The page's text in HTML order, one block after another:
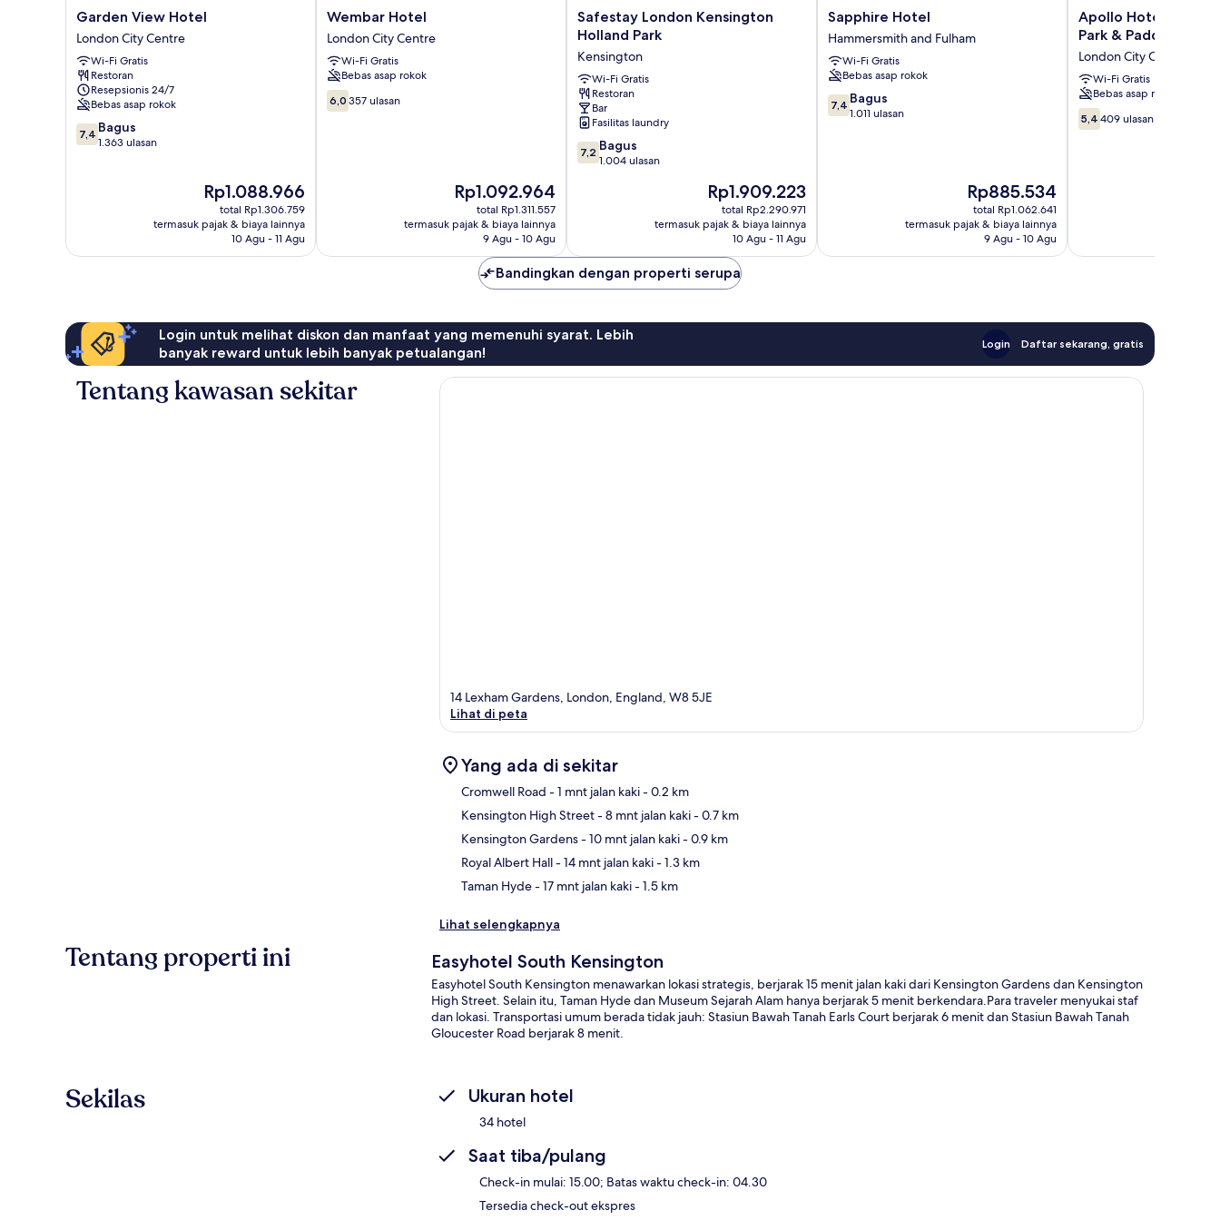
Garden
View
Hotel
London
City
Centre
Garden View Hotel
London City Centre
Wi-Fi Gratis
Restoran
Resepsionis 24/7
Bebas asap rokok
7.4
dari
7,4 Bagus
1.363 ulasan
Harga
sekarang
Rp1.088.966
Rp1.088.966
total Rp1.306.759
termasuk pajak & biaya lainnya
10 Agu - 11 Agu
Wembar
Hotel
London
City
Centre
Wembar Hotel
London City Centre
Wi-Fi Gratis
Bebas asap rokok
6.0
dari
6,0 357 ulasan
Harga
sekarang
Rp1.092.964
Rp1.092.964
total Rp1.311.557
termasuk pajak & biaya lainnya
9 Agu - 10 Agu
Safestay
London
Holland
Park
Kensington
Safestay London Kensington
Holland Park
Kensington
Wi-Fi Gratis
Restoran
Bar
Fasilitas laundry
7.2
dari
7,2 Bagus
1.004 ulasan
Harga
sekarang
Rp1.909.223
Rp1.909.223
total Rp2.290.971
termasuk pajak & biaya lainnya
10 Agu - 11 Agu
Sapphire
Hotel
Hammersmith
and
Fulham
Sapphire Hotel
Hammersmith and Fulham
Wi-Fi Gratis
Bebas asap rokok
7.4
dari
7,4 Bagus
1.011 ulasan
Harga
sekarang
Rp885.534
Rp885.534
total Rp1.062.641
termasuk pajak & biaya lainnya
9 Agu - 10 Agu
Apollo
Hotel
–
Near
Hyde
Park
&
Apollo Hotel
Park & Paddington
London City Centre
Wi-Fi Gratis
Bebas asap rokok
5.4
dari
5,4 409 ulasan
Bandingkan dengan properti serupa
Login untuk melihat diskon dan manfaat yang memenuhi syarat. Lebih
banyak reward untuk lebih banyak petualangan!
Login Daftar sekarang, gratis
Tentang kawasan sekitar
14 Lexham Gardens, London, England, W8 5JE
Lihat di peta
Yang ada di sekitar
Cromwell Road - 1 mnt jalan kaki- 0.2 km
Kensington High Street- 8 mnt jalan kaki- 0.7 km
Kensington Gardens- 10 mnt jalan kaki- 0.9 km
Royal Albert Hall- 14 mnt jalan kaki- 1.3 km
Taman Hyde- 17 mnt jalan kaki- 1.5 km
Lihat selengkapnya
Tentang properti ini Easyhotel South Kensington
Easyhotel South Kensington menawarkan lokasi strategis, berjarak 15 menit jalan kaki dari Kensington Gardens dan Kensington
High Street. Selain itu, Taman Hyde dan Museum Sejarah Alam hanya berjarak 5 menit berkendara.Para traveler menyukai staf
dan lokasi. Transportasi umum berada tidak jauh: Stasiun Bawah Tanah Earls Court berjarak 6 menit dan Stasiun Bawah Tanah
Gloucester Road berjarak 8 menit.
Sekilas Ukuran hotel
34 hotel
Saat tiba/pulang
Check-in mulai: 15.00; Batas waktu check-in: 04.30
Tersedia check-out ekspres